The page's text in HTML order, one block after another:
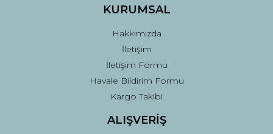
Ürün fiyatı diğer sitelerden daha pahalı.
Gönder
KURUMSAL
Hakkımızda
İletişim
İletişim Formu
Havale Bildirim Formu
Kargo Takibi
ALIŞVERİŞ